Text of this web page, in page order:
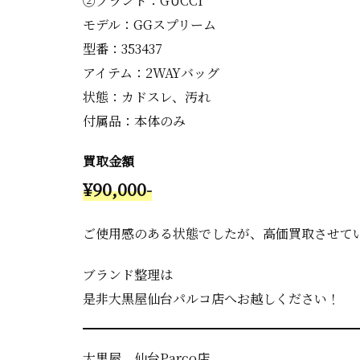
モデル：GGスプリーム
型番：353437
アイテム：2WAYバッグ
状態：カドスレ、汚れ
付属品：本体のみ
買取金額
¥90,000-
ご使用感のある状態でしたが、高価買取させて
ブランド整理は
是非大黒屋仙台パルコ店へお越しください！